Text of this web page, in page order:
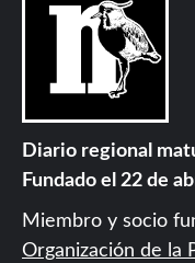
Diario regional
Fundado el 22 de
Miembro y socio
Organización de la